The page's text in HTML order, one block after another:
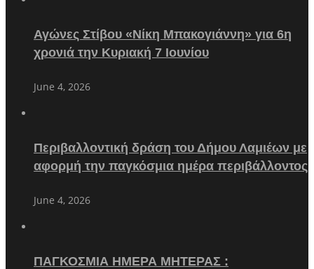
Αγώνες Στίβου «Νίκη Μπακογιάννη» για 6η
χρονιά την Κυριακή 7 Ιουνίου
June 4, 2026
Περιβαλλοντική δράση του Δήμου Λαμιέων με
αφορμή την παγκόσμια ημέρα περιβάλλοντος
June 4, 2026
ΠΑΓΚΟΣΜΙΑ ΗΜΕΡΑ ΜΗΤΕΡΑΣ :